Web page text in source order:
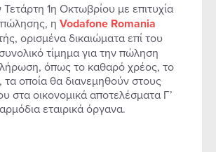
1η Οκτωβρίου με επιτυχία
η Vodafone Romania
ορισμένα δικαιώματα επί του
τίμημα για την πώληση
όπως το καθαρό χρέος, το
οποία θα διανεμηθούν στους
στα οικονομικά αποτελέσματα Γ’
εταιρικά όργανα.